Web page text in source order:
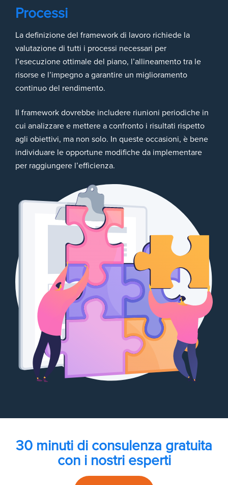
Processi
La definizione del framework di lavoro richiede la
valutazione di tutti i processi necessari per
l’esecuzione ottimale del piano, l’allineamento tra le
risorse e l’impegno a garantire un miglioramento
continuo del rendimento.
Il framework dovrebbe includere riunioni periodiche in
cui analizzare e mettere a confronto i risultati rispetto
agli obiettivi, ma non solo. In queste occasioni, è bene
individuare le opportune modifiche da implementare
per raggiungere l’efficienza.
30 minuti di consulenza gratuita
con i nostri esperti